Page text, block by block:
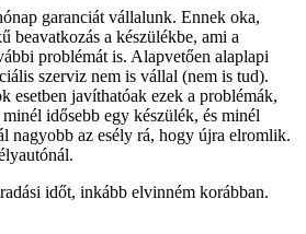
garanciát vállalunk. Ennek oka,
beavatkozás a készülékbe, ami a
problémát is. Alapvetően alaplapi
szerviz nem is vállal (nem is tud).
esetben javíthatóak ezek a problémák,
idősebb egy készülék, és minél
nagyobb az esély rá, hogy újra elromlik.
időt, inkább elvinném korábban.